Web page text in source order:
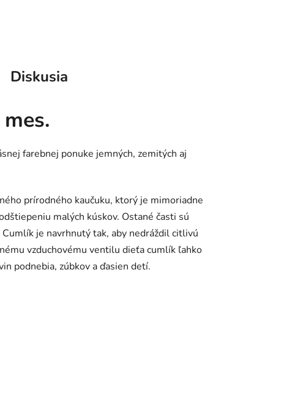
Diskusia
farebnej ponuke jemných, zemitých aj
prírodného kaučuku, ktorý je mimoriadne
malých kúskov. Ostané časti sú
je navrhnutý tak, aby nedráždil citlivú
vzduchovému ventilu dieťa cumlík ľahko
podnebia, zúbkov a ďasien detí.